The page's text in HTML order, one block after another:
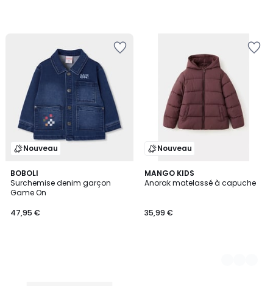
Nouveau
BOBOLI
Surchemise denim garçon
Game On
47,95 €
Nouveau
MANGO KIDS
Anorak matelassé à capuche
35,99 €
2
Couleurs